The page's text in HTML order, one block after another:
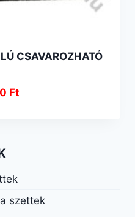
CSAVAROZHATÓ
Ft
szettek